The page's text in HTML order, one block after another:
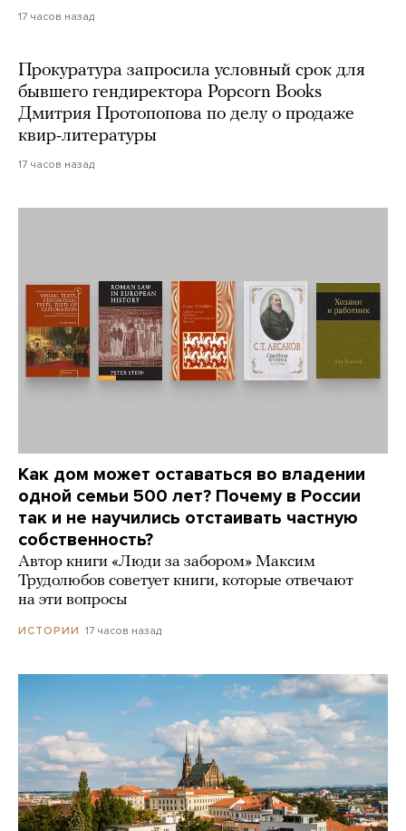
17 часов назад
Прокуратура запросила условный срок для
бывшего гендиректора Popcorn Books
Дмитрия Протопопова по делу о продаже
квир-литературы
17 часов назад
Как дом может оставаться во владении
одной семьи 500 лет? Почему в России
так и не научились отстаивать частную
собственность?
Автор книги «Люди за забором» Максим
Трудолюбов советует книги, которые отвечают
на эти вопросы
ИСТОРИИ 17 часов назад